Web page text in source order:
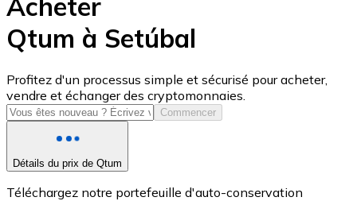
USD Coin
USDC
Acheter
Qtum à Setúbal
Profitez d'un processus simple et sécurisé pour acheter,
vendre et échanger des cryptomonnaies.
Commencer
Détails du prix de Qtum
Téléchargez notre portefeuille d'auto-conservation